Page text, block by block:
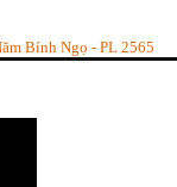
Bính Ngọ - PL 2565